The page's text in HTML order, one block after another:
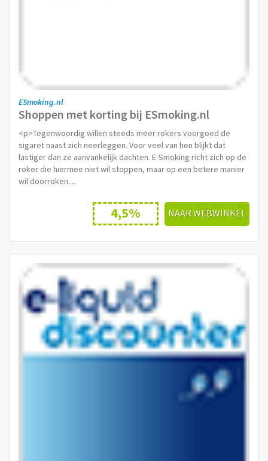
ESmoking.nl
Shoppen met korting bij ESmoking.nl
<p>Tegenwoordig willen steeds meer rokers voorgoed de
sigaret naast zich neerleggen. Voor veel van hen blijkt dat
lastiger dan ze aanvankelijk dachten. E-Smoking richt zich op de
roker die hiermee niet wil stoppen, maar op een betere manier
wil doorroken....
NAAR WEBWINKEL
4,5%